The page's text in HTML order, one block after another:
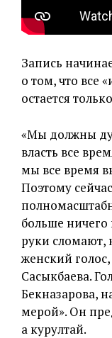
Запись
о том, что все
остается
«Мы должны
власть все
мы все время
Поэтому
больше
руки сломают,
женский
Сасыкбаева.
Бекназарова,
мерой». Он
а курултай.